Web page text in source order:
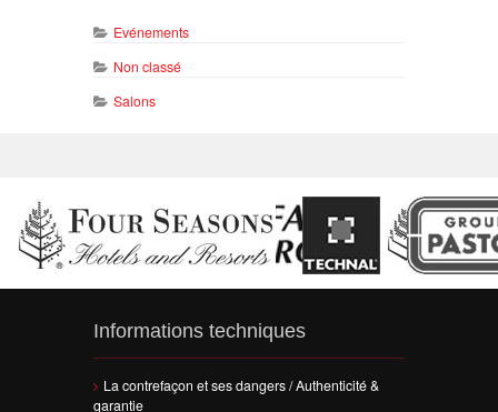
Evénements
Non classé
Salons
Informations techniques
La contrefaçon et ses dangers / Authenticité &
garantie